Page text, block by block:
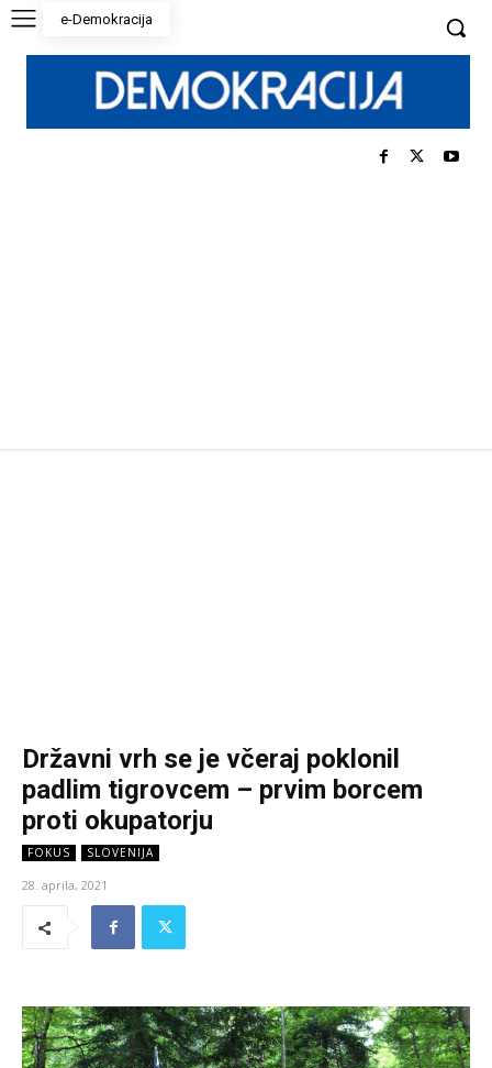
e-Demokracija
Državni vrh se je včeraj poklonil
padlim tigrovcem – prvim borcem
proti okupatorju
FOKUS SLOVENIJA
28. aprila, 2021